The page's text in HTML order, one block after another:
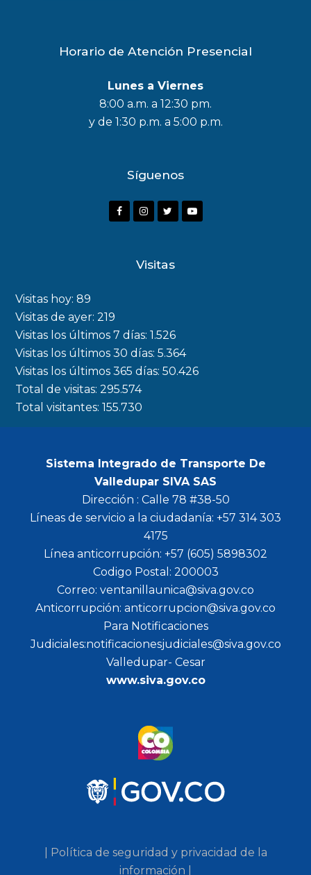
Horario de Atención Presencial
Lunes a Viernes
8:00 a.m. a 12:30 pm.
y de 1:30 p.m. a 5:00 p.m.
Síguenos
F
o
k
I
a
m
r
Y
Visitas
Visitas hoy:89
Visitas de ayer:219
Visitas los últimos 7 días:1.526
Visitas los últimos 30 días:5.364
Visitas los últimos 365 días:50.426
Total de visitas:295.574
Total visitantes:155.730
Sistema Integrado de Transporte De
Valledupar SIVA SAS
Dirección : Calle 78 #38-50
Líneas de servicio a la ciudadanía: +57 314 303
4175
Línea anticorrupción: +57 (605) 5898302
Codigo Postal: 200003
Correo: ventanillaunica@siva.gov.co
Anticorrupción: anticorrupcion@siva.gov.co
Para Notificaciones
Judiciales:notificacionesjudiciales@siva.gov.co
Valledupar- Cesar
www.siva.gov.co
| Política de seguridad y privacidad de la
información |